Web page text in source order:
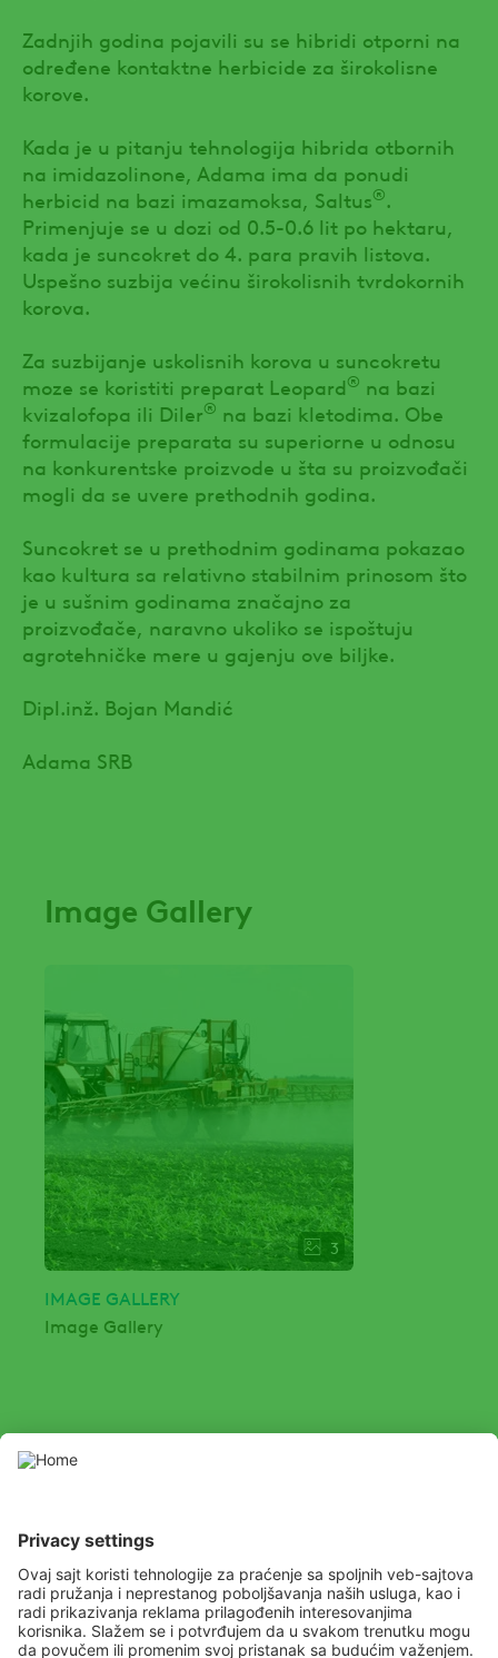
Zadnjih godina pojavili su se hibridi otporni na
određene kontaktne herbicide za širokolisne
korove.
Kada je u pitanju tehnologija hibrida otbornih
na imidazolinone, Adama ima da ponudi
herbicid na bazi imazamoksa, Saltus®.
Primenjuje se u dozi od 0.5-0.6 lit po hektaru,
kada je suncokret do 4. para pravih listova.
Uspešno suzbija većinu širokolisnih tvrdokornih
korova.
Za suzbijanje uskolisnih korova u suncokretu
moze se koristiti preparat Leopard® na bazi
kvizalofopa ili Diler® na bazi kletodima. Obe
formulacije preparata su superiorne u odnosu
na konkurentske proizvode u šta su proizvođači
mogli da se uvere prethodnih godina.
Suncokret se u prethodnim godinama pokazao
kao kultura sa relativno stabilnim prinosom što
je u sušnim godinama značajno za
proizvođače, naravno ukoliko se ispoštuju
agrotehničke mere u gajenju ove biljke.
Dipl.inž. Bojan Mandić
Adama SRB
Image Gallery
3
IMAGE GALLERY
Image Gallery
Youtube
Channel
InstagramFacebook